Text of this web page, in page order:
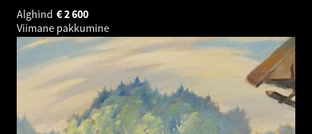
Alghind 2 600
€
Viimane pakkumine